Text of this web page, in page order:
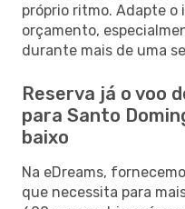
próprio ritmo. Adapte o
orçamento,
durante mais de uma
Reserva já o voo
para Santo
baixo
Na eDreams,
que necessita para